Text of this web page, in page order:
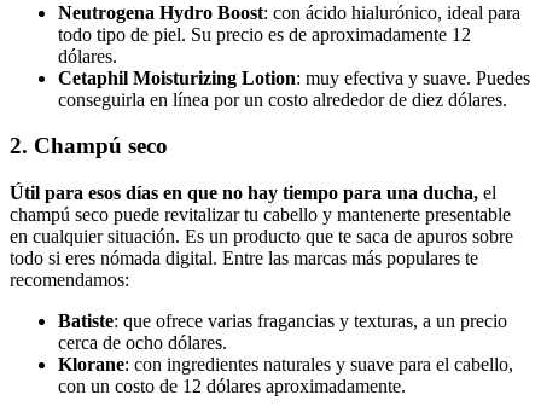
Neutrogena Hydro Boost: con ácido hialurónico, ideal para
todo tipo de piel. Su precio es de aproximadamente 12
dólares.
Cetaphil Moisturizing Lotion: muy efectiva y suave. Puedes
conseguirla en línea por un costo alrededor de diez dólares.
2. Champú seco
Útil para esos días en que no hay tiempo para una ducha, el
champú seco puede revitalizar tu cabello y mantenerte presentable
en cualquier situación. Es un producto que te saca de apuros sobre
todo si eres nómada digital. Entre las marcas más populares te
recomendamos:
Batiste: que ofrece varias fragancias y texturas, a un precio
cerca de ocho dólares.
Klorane: con ingredientes naturales y suave para el cabello,
con un costo de 12 dólares aproximadamente.